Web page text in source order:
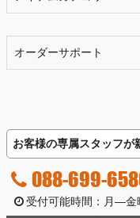
オーダーサポート
お客様の専属スタッフが
088-699-
受付可能時間：月―